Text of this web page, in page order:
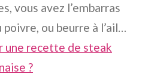
vous avez l’embarras
poivre, ou beurre à l’ail…
une recette de steak
?